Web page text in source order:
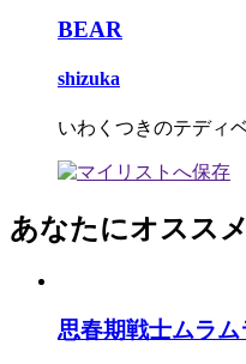
BEAR
shizuka
いわくつきのテディ
あなたにオスス
思春期戦士ムラム